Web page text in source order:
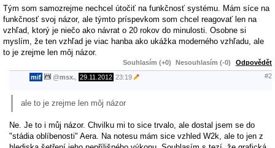
Tým som samozrejme nechcel útočiť na funkčnosť systému. Mám síce na
funkčnosť svoj názor, ale týmto príspevkom som chcel reagovať len na
vzhľad, ktorý je niečo ako návrat o 20 rokov do minulosti. Osobne si
myslím, že ten vzhľad je viac hanba ako ukážka moderného vzhľadu, ale
to je zrejme len môj názor.
Souhlasím (+0) Nesouhlasím (-0) Odpovědět
mif @msx. 29.11.2012 23:19 #2
ale to je zrejme len môj názor
Ne. Je to i můj názor. Chvilku mi to sice trvalo, ale dostal jsem se do
"stádia oblíbenosti" Aera. Na notesu mám sice vzhled W2k, ale to jen z